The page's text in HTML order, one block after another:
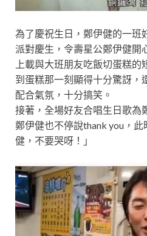
為了慶祝生日，鄭伊健的一班
派對慶生，令壽星公鄭伊健開
上載與大班朋友吃飯切蛋糕
到蛋糕那一刻顯得十分驚訝，
配合氣氛，十分搞笑。
接著，全場好友合唱生日歌為
鄭伊健也不停說thank you，
健，不要哭呀！」